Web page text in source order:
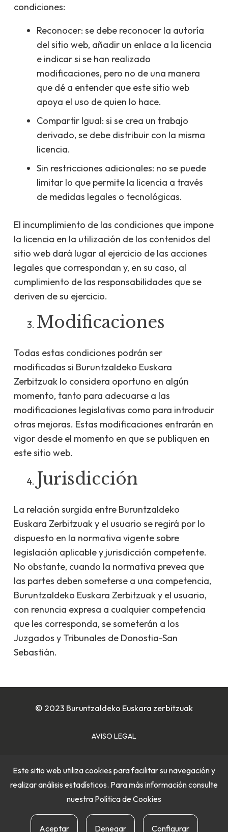
condiciones:
Reconocer: se debe reconocer la autoría
del sitio web, añadir un enlace a la licencia
e indicar si se han realizado
modificaciones, pero no de una manera
que dé a entender que este sitio web
apoya el uso de quien lo hace.
Compartir Igual: si se crea un trabajo
derivado, se debe distribuir con la misma
licencia.
Sin restricciones adicionales: no se puede
limitar lo que permite la licencia a través
de medidas legales o tecnológicas.
El incumplimiento de las condiciones que impone
la licencia en la utilización de los contenidos del
sitio web dará lugar al ejercicio de las acciones
legales que correspondan y, en su caso, al
cumplimiento de las responsabilidades que se
deriven de su ejercicio.
Modificaciones
Todas estas condiciones podrán ser
modificadas si Buruntzaldeko Euskara
Zerbitzuak lo considera oportuno en algún
momento, tanto para adecuarse a las
modificaciones legislativas como para introducir
otras mejoras. Estas modificaciones entrarán en
vigor desde el momento en que se publiquen en
este sitio web.
Jurisdicción
La relación surgida entre Buruntzaldeko
Euskara Zerbitzuak y el usuario se regirá por lo
dispuesto en la normativa vigente sobre
legislación aplicable y jurisdicción competente.
No obstante, cuando la normativa prevea que
las partes deben someterse a una competencia,
Buruntzaldeko Euskara Zerbitzuak y el usuario,
con renuncia expresa a cualquier competencia
que les corresponda, se someterán a los
Juzgados y Tribunales de Donostia-San
Sebastián.
© 2023 Buruntzaldeko Euskara zerbitzuak
AVISO LEGAL
POLÍTICA DE PRIVACIDAD
Este sitio web utiliza cookies para facilitar su navegación y
realizar análisis estadísticos. Para más información consulte
nuestra Política de Cookies
Aceptar Denegar Configurar